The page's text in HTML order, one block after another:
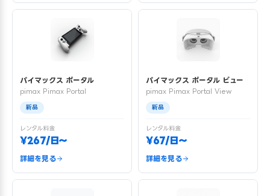
パイマックス ポータル
pimax Pimax Portal
新品
レンタル料金
¥267/日〜
詳細を見る
パイマックス ポータル ビュー
pimax Pimax Portal View
新品
レンタル料金
¥67/日〜
詳細を見る